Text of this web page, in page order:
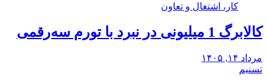
کار، اشتغال و تعاون
کالابرگ 1 میلیونی در نبرد با تورم سه‌رقمی
مرداد ۱۴, ۱۴۰۵
تسنیم